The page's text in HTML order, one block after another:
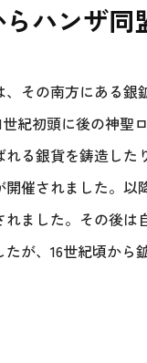
ハンザ
、その南方にある
紀初頭に後の神
る銀貨を鋳造し
催されました。
ました。その後
が、16世紀頃か